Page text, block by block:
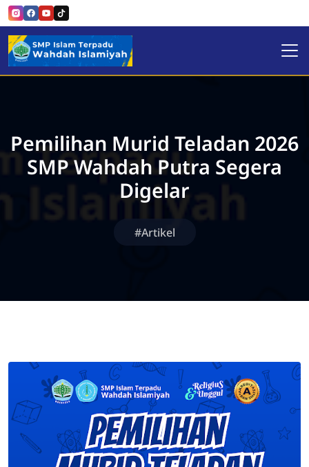
SMP Islam Terpadu Wahdah
Pemilihan Murid Teladan 2026
SMP Wahdah Putra Segera
Digelar
#Artikel